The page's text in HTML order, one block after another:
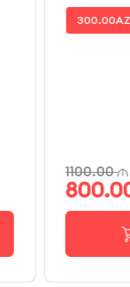
300.00
1100.00